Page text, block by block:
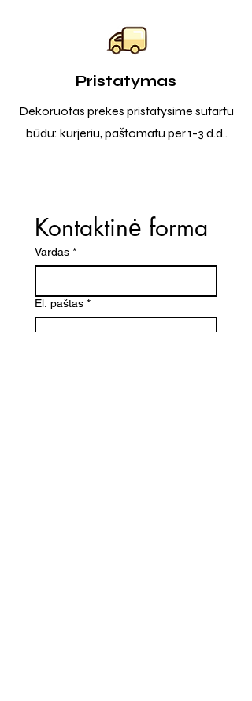
Pristatymas
Dekoruotas prekes pristatysime sutartu
būdu: kurjeriu, paštomatu per 1-3 d.d..
Kontaktinė forma
Vardas *
El. paštas *